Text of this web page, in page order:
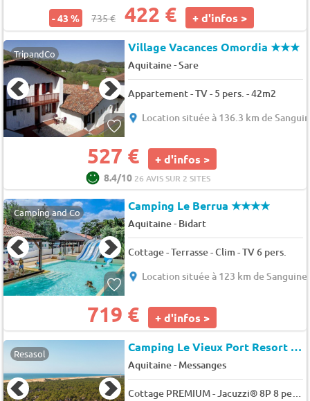
- 43 % 735 € 422 € + d'infos >
TripandCo Village Vacances Omordia★★★
Aquitaine-Sare
Appartement - TV - 5 pers. - 42m2
Location située à 136.3 km de
527 € + d'infos >
8.4/10 26 AVIS SUR 2 SITES
Camping and Co Camping Le Berrua★★★★
Aquitaine- Bidart
Cottage - Terrasse - Clim - TV 6 pers.
Location située à 123 km de
719 € + d'infos >
Resasol Camping Le Vieux Port Resort & Spa*
Aquitaine- Messanges
Cottage PREMIUM - Jacuzzi® 8P 8 pers.